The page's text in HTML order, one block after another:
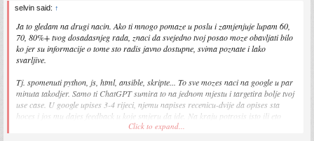
selvin said: ↑
Ja to gledam na drugi nacin. Ako ti mnogo pomaze u poslu i zamjenjuje lupam 60,
70, 80%+ tvog dosadasnjeg rada, znaci da svejedno tvoj posao moze obavljati bilo
ko jer su informacije o tome sto radis javno dostupne, svima poznate i lako
svarljive.
Tj. spomenuti python, js, html, ansible, skripte... To sve mozes naci na google u par
minuta takodjer. Samo ti ChatGPT sumira to na jednom mjestu i targetira bolje tvoj
use case. U google upises 3-4 rijeci, njemu napises recenicu-dvije da opises sta
hoces i jos mu dajes feedback u koje smjeru da ide. Na kraju potrosis isto ili eto
mozda malo manje vremena. Ali bolje ces shvatiti i nauciti stvari koje sam
Click to expand...